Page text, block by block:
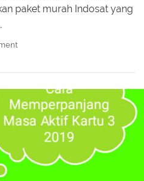
paket murah Indosat yang